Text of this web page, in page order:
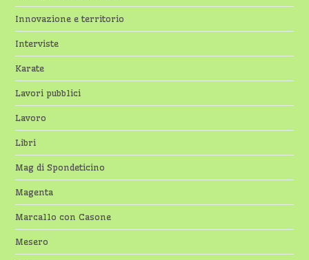
Innovazione e territorio
Interviste
Karate
Lavori pubblici
Lavoro
Libri
Mag di Spondeticino
Magenta
Marcallo con Casone
Mesero